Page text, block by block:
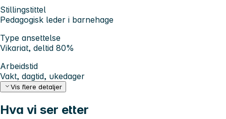
Stillingstittel
Pedagogisk leder i barnehage
Type ansettelse
Vikariat, deltid 80%
Arbeidstid
Vakt, dagtid, ukedager
Vis flere detaljer
Hva vi ser etter